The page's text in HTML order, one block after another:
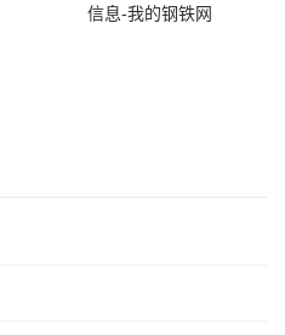
信息-我的钢铁网